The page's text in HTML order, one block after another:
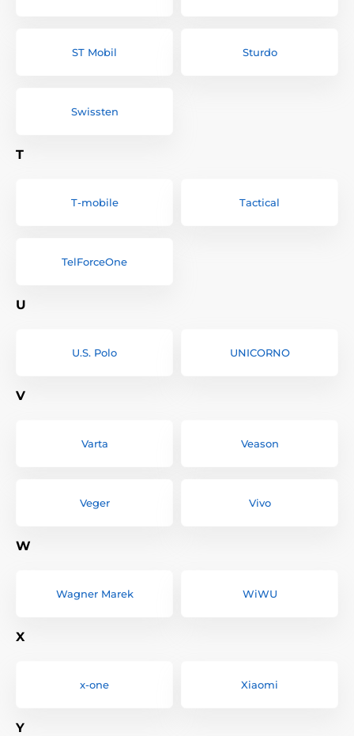
ST Mobil Sturdo
Swissten
T
T-mobile Tactical
TelForceOne
U
U.S. Polo UNICORNO
V
Varta Veason
Veger Vivo
W
Wagner Marek WiWU
X
x-one Xiaomi
Y